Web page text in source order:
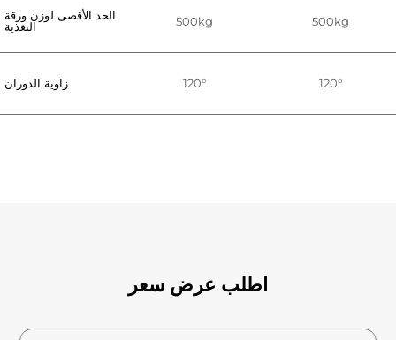
الحد الأقصى لوزن ورقة
التغذية
500kg 500kg
زاوية الدوران 120° 120°
اطلب عرض سعر